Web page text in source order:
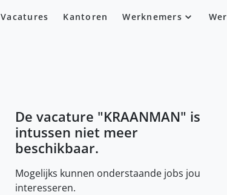
Vacatures Kantoren Werknemers
De vacature "KRAANMAN" is
intussen niet meer
beschikbaar.
Mogelijks kunnen onderstaande jobs jou
interesseren.